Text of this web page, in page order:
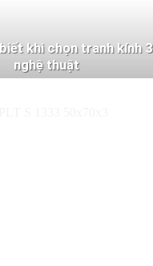
khi chọn tranh kính
nghệ thuật